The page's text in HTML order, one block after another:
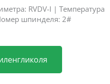
RVDV-I | Температура
шпинделя: 2#